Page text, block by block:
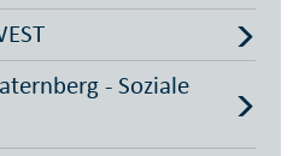
- Soziale